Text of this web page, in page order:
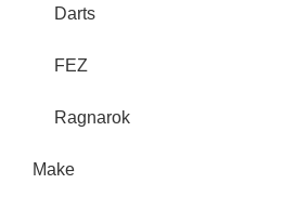
Darts
FEZ
Ragnarok
Make